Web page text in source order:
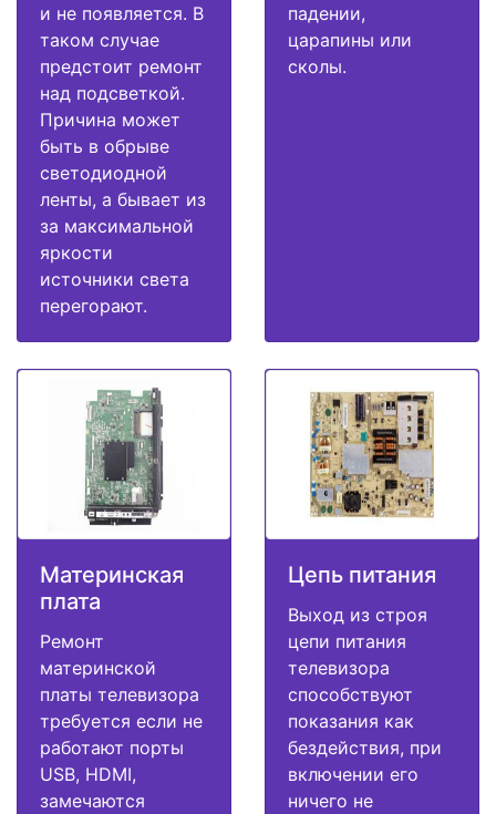
и не появляется. В
таком случае
предстоит ремонт
над подсветкой.
Причина может
быть в обрыве
светодиодной
ленты, а бывает из
за максимальной
яркости
источники света
перегорают.
падении,
царапины или
сколы.
Материнская
плата
Ремонт
материнской
платы телевизора
требуется если не
работают порты
USB, HDMI,
замечаются
Цепь питания
Выход из строя
цепи питания
телевизора
способствуют
показания как
бездействия, при
включении его
ничего не